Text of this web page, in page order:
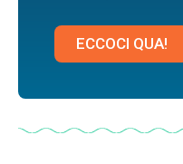
ECCOCI QUA!